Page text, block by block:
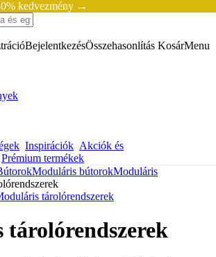
kedvezmény →
BejelentkezésÖsszehasonlítás KosárMenu
Inspirációk Akciók és
Prémium termékek
Moduláris bútorokModuláris
tárolórendszerek